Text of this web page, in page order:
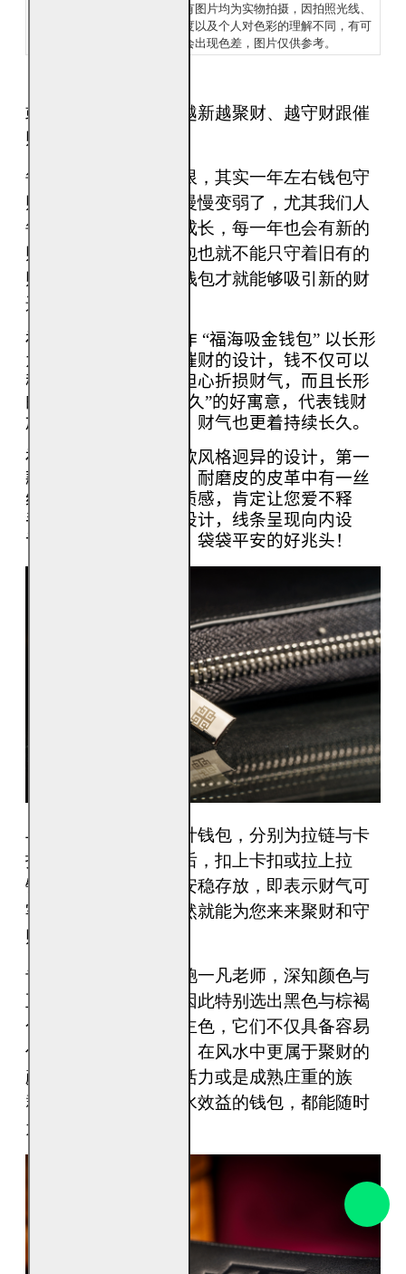
所有图片均为实物拍摄，因拍照光线、
角度以及个人对色彩的理解不同，有可
能会出现色差，图片仅供参考。
或许你不知道，钱包越新越聚财、越守财跟催
财！
每个钱包有使用的期限，其实一年左右钱包守
财和催财的效果就会慢慢变弱了，尤其我们人
每一年都在变化、在成长，每一年也会有新的
财源，所以我们的钱包也就不能只守着旧有的
财源，适时换一个新钱包才就能够吸引新的财
运哦。
福海集团今年又一力作 “福海吸金钱包” 以长形
为设计，是民俗上最催财的设计，钱不仅可以
稳妥的放进去而又不担心折损财气，而且长形
的设计，更有“长长久久”的好寓意，代表钱财
放入这样长形的钱包，财气也更着持续长久。
福海吸金钱包备有两款风格迥异的设计，第一
款为素面典雅的设计，耐磨皮的皮革中有一丝
纹理，朴实却精湛的质感，肯定让您爱不释
手；而第二款为条纹设计，线条呈现向内设
计，意味着财气入袋，袋袋平安的好兆头！
与此同时，此两款设计钱包，分别为拉链与卡
扣设计，将钱放放入后，扣上卡扣或拉上拉
链，钱才在钱包内可安稳存放，即表示财气可
牢牢地锁在里面，自然就能为您来来聚财和守
财的风水。
专研五行风水多年的鲍一凡老师，深知颜色与
五行风水密不可分，因此特别选出黑色与棕褐
色作为此两款钱包的主色，它们不仅具备容易
作为日常穿搭的颜色，在风水中更属于聚财的
颜色，无论您是年轻活力或是成熟庄重的族
群，随身带上具有风水效益的钱包，都能随时
为您的财运带来加持！